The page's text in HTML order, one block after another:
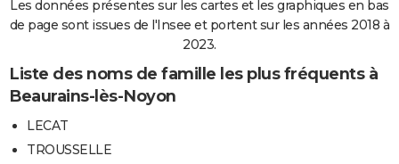
Les données présentes sur les cartes et les graphiques en bas
de page sont issues de l'Insee et portent sur les années 2018 à
2023.
Liste des noms de famille les plus fréquents à
Beaurains-lès-Noyon
LECAT
TROUSSELLE